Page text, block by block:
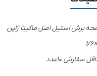
برش استیل اصل ماکیتا ژاپن
سفارش ۱۰عدد